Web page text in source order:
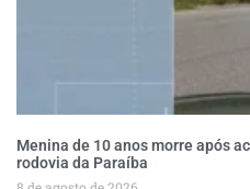
Menina de 10 anos morre após
rodovia da Paraíba